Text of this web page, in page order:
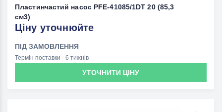
Пластинчастий насос PFE-41085/1DT 20 (85,3
см3)
Ціну уточнюйте
ПІД ЗАМОВЛЕННЯ
Термін поставки - 6 тижнів
УТОЧНИТИ ЦІНУ